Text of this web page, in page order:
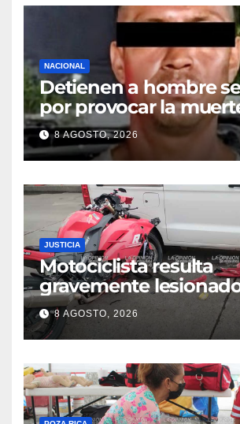
NACIONAL
Detienen a hombre
por provocar la
adulto mayor
8 AGOSTO, 2026
JUSTICIA
Motociclista resulta
gravemente
choque en la colonia
Flores Magón
8 AGOSTO, 2026